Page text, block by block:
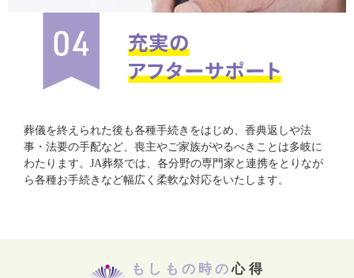
葬儀を終えられた後も各種手続きをはじめ、香典返しや法
事・法要の手配など、喪主やご家族がやるべきことは多岐に
わたります。JA葬祭では、各分野の専門家と連携をとりなが
ら各種お手続きなど幅広く柔軟な対応をいたします。
もしもの時の心得